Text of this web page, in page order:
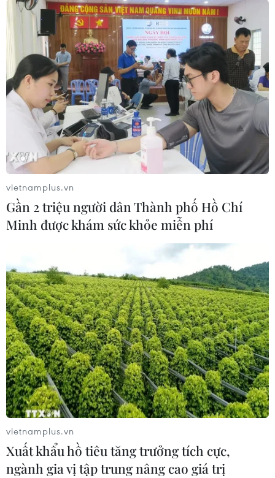
vietnamplus.vn
Gần 2 triệu người dân Thành phố Hồ Chí
Minh được khám sức khỏe miễn phí
vietnamplus.vn
Xuất khẩu hồ tiêu tăng trưởng tích cực,
ngành gia vị tập trung nâng cao giá trị